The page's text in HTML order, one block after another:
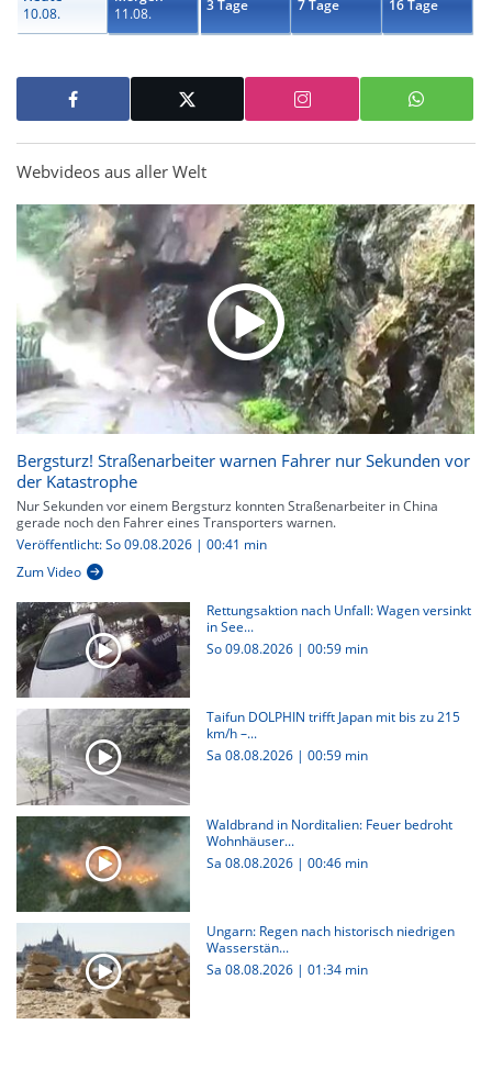
10.08.
11.08.
3 Tage 7 Tage 16 Tage
Webvideos aus aller Welt
Bergsturz! Straßenarbeiter warnen Fahrer nur Sekunden vor
der Katastrophe
Nur Sekunden vor einem Bergsturz konnten Straßenarbeiter in China
gerade noch den Fahrer eines Transporters warnen.
Veröffentlicht: So 09.08.2026 | 00:41 min
Zum Video
Rettungsaktion nach Unfall: Wagen versinkt
in See...
So 09.08.2026 | 00:59 min
Taifun DOLPHIN trifft Japan mit bis zu 215
km/h –...
Sa 08.08.2026 | 00:59 min
Waldbrand in Norditalien: Feuer bedroht
Wohnhäuser...
Sa 08.08.2026 | 00:46 min
Ungarn: Regen nach historisch niedrigen
Wasserstän...
Sa 08.08.2026 | 01:34 min